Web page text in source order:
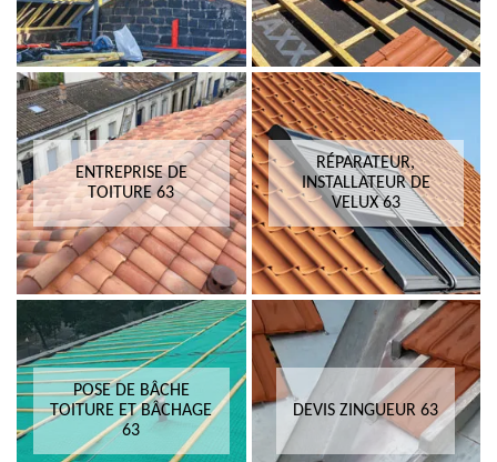
ENTREPRISE DE
TOITURE 63
RÉPARATEUR,
INSTALLATEUR DE
VELUX 63
POSE DE BÂCHE
TOITURE ET BÂCHAGE
63
DEVIS ZINGUEUR 63